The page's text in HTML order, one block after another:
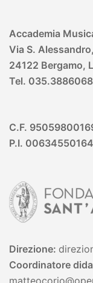
Accademia
Via S.
24122 Bergamo,
Tel. 035.3886068
C.F.
P.I. 00634550164
Direzione:
Coordinatore